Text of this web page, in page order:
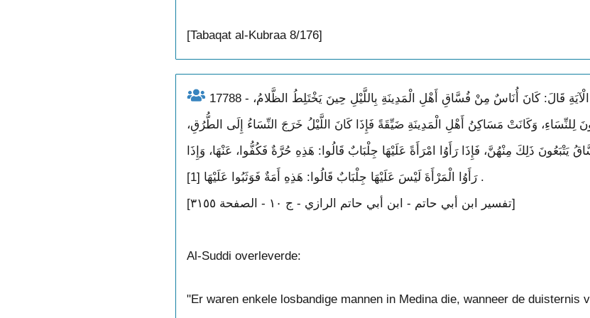
[Tabaqat al-Kubraa 8/176]
17788 - عَنِ السُّدِّىِّ رَضِيَ اللهُ، عَنْهُ فِي الْآيَةِ قَالَ: كَانَ أُنَاسٌ مِنْ فُسَّاقِ أَهْلِ الْمَدِينَةِ بِاللَّيْلِ حِينَ يَخْتَلِطُ الظَّلامُ،
لِلنِّسَاءِ، وَكَانَتْ مَسَاكِنُ أَهْلِ الْمَدِينَةِ ضَيِّقَةً فَإِذَا كَانَ اللَّيْلُ خَرَجَ النِّسَاءُ إِلَى الطُّرُقِ،
يَتْبَعُونَ ذَلِكَ مِنْهُنَّ، فَإِذَا رَأَوُا امْرَأَةً عَلَيْهَا جِلْبَابٌ قَالُوا: هَذِهِ حُرَّةٌ فَكُفُّوا، عَنْهَا، وَإِذَا
رَأَوُا الْمَرْأَةَ لَيْسَ عَلَيْهَا جِلْبَابٌ قَالُوا: هَذِهِ أَمَةٌ فَوَثَبُوا عَلَيْهَا [1] .
[تفسير ابن أبي حاتم - ابن أبي حاتم الرازي - ج ١٠ - الصفحة ٣١٥٥]
Al-Suddi overleverde:
"Er waren enkele losbandige mannen in Medina die, wanneer de duisternis